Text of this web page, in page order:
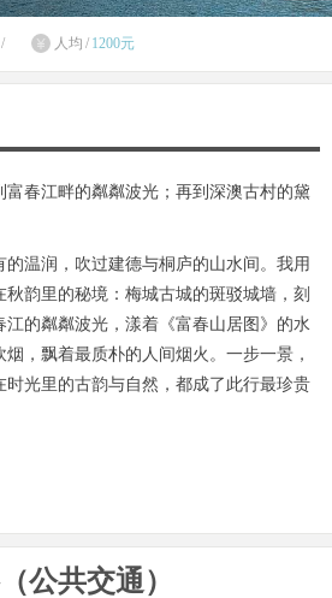
/  人均 / 1200元
富春江畔的粼粼波光；再到深澳古村的黛
温润，吹过建德与桐庐的山水间。我用
韵里的秘境：梅城古城的斑驳城墙，刻
的粼粼波光，漾着《富春山居图》的水
，飘着最质朴的人间烟火。一步一景，
时光里的古韵与自然，都成了此行最珍贵
公共交通）